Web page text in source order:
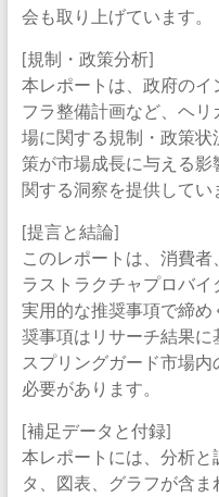
会も取り上げています。
[規制・政策分析]
本レポートは、政府の
フラ整備計画など、ヘ
場に関する規制・政策
策が市場成長に与える
関する洞察を提供してい
[提言と結論]
このレポートは、消費
ラストラクチャプロバ
実用的な推奨事項で締
奨事項はリサーチ結果
スプリングガード市場
必要があります。
[補足データと付録]
本レポートには、分析
タ、図表、グラフが含